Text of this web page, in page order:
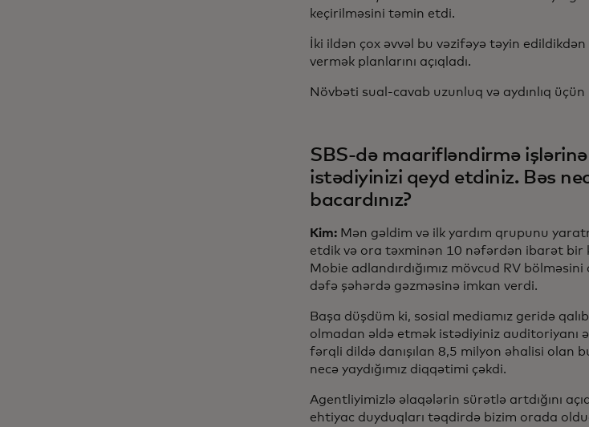
keçirilməsini təmin etdi.
İki ildən çox əvvəl bu vəzifəyə təyin
vermək planlarını açıqladı.
Növbəti sual-cavab uzunluq və aydınlıq
SBS-də maarifləndirmə
istədiyinizi qeyd etdiniz. Bəs
bacardınız?
Kim: Mən gəldim və ilk yardım qrupunu
etdik və ora təxminən 10 nəfərdən ibarət bir
Mobie adlandırdığımız mövcud RV
dəfə şəhərdə gəzməsinə imkan verdi.
Başa düşdüm ki, sosial mediamız geridə
olmadan əldə etmək istədiyiniz auditoriyanı
fərqli dildə danışılan 8,5 milyon əhalisi olan
necə yaydığımız diqqətimi çəkdi.
Agentliyimizlə əlaqələrin sürətlə artdığını
ehtiyac duyduqları təqdirdə bizim orada